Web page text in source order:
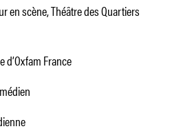
en scène, Théâtre des Quartiers
d’Oxfam France